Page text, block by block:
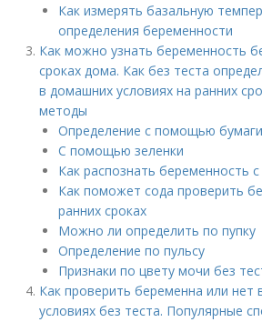
Как измерять базальную
определения беременности
Как можно узнать беременность
сроках дома. Как без теста
в домашних условиях на ранних
методы
Определение с помощью
С помощью зеленки
Как распознать беременность
Как поможет сода проверить
ранних сроках
Можно ли определить по пупку
Определение по пульсу
Признаки по цвету мочи без
Как проверить беременна или нет
условиях без теста. Популярные